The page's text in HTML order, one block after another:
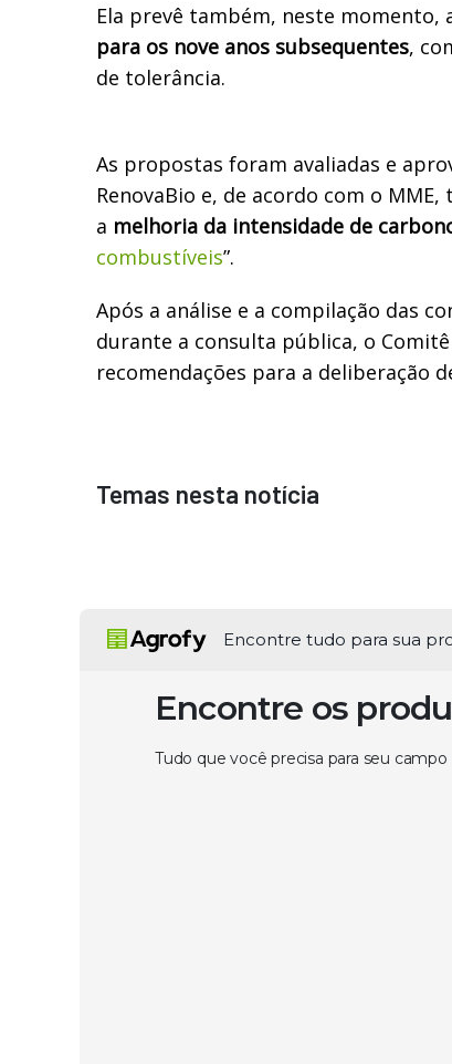
Ela prevê também, neste momento,
para os nove anos subsequentes,
de tolerância.
As propostas foram avaliadas e
RenovaBio e, de acordo com o
a melhoria da intensidade de
combustíveis”.
Após a análise e a compilação das
durante a consulta pública, o
recomendações para a deliberação
Temas nesta notícia
Encontre tudo para sua
Encontre os
Tudo que você precisa para seu campo